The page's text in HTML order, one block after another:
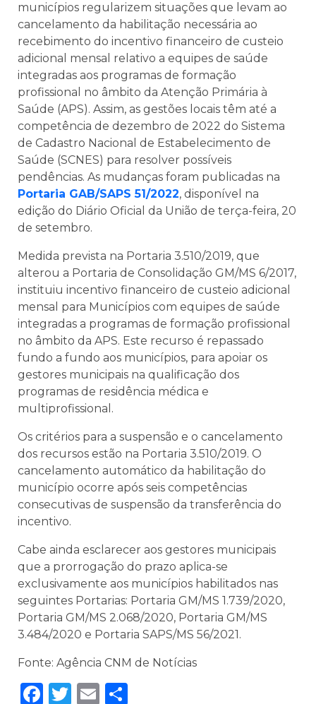
municípios regularizem situações que levam ao
cancelamento da habilitação necessária ao
recebimento do incentivo financeiro de custeio
adicional mensal relativo a equipes de saúde
integradas aos programas de formação
profissional no âmbito da Atenção Primária à
Saúde (APS). Assim, as gestões locais têm até a
competência de dezembro de 2022 do Sistema
de Cadastro Nacional de Estabelecimento de
Saúde (SCNES) para resolver possíveis
pendências. As mudanças foram publicadas na
Portaria GAB/SAPS 51/2022, disponível na
edição do Diário Oficial da União de terça-feira, 20
de setembro.
Medida prevista na Portaria 3.510/2019, que
alterou a Portaria de Consolidação GM/MS 6/2017,
instituiu incentivo financeiro de custeio adicional
mensal para Municípios com equipes de saúde
integradas a programas de formação profissional
no âmbito da APS. Este recurso é repassado
fundo a fundo aos municípios, para apoiar os
gestores municipais na qualificação dos
programas de residência médica e
multiprofissional.
Os critérios para a suspensão e o cancelamento
dos recursos estão na Portaria 3.510/2019. O
cancelamento automático da habilitação do
município ocorre após seis competências
consecutivas de suspensão da transferência do
incentivo.
Cabe ainda esclarecer aos gestores municipais
que a prorrogação do prazo aplica-se
exclusivamente aos municípios habilitados nas
seguintes Portarias: Portaria GM/MS 1.739/2020,
Portaria GM/MS 2.068/2020, Portaria GM/MS
3.484/2020 e Portaria SAPS/MS 56/2021.
Fonte: Agência CNM de Notícias
Facebook
Twitter
Email